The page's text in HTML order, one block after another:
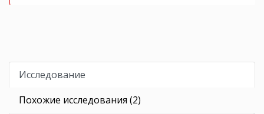
Исследование
Похожие исследования (2)